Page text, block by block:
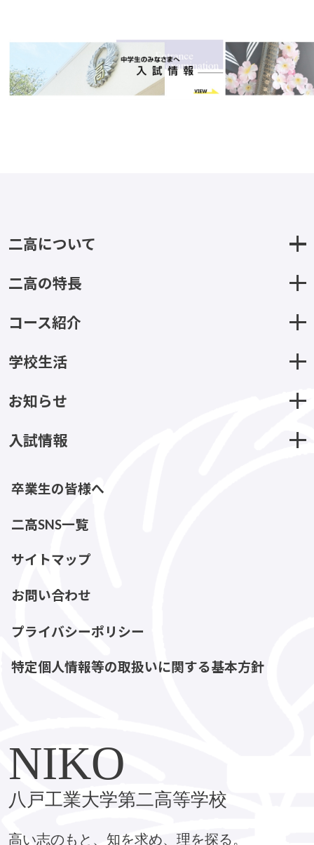
二高について
二高の特長
コース紹介
学校生活
お知らせ
入試情報
卒業生の皆様へ
二高SNS一覧
サイトマップ
お問い合わせ
プライバシーポリシー
特定個人情報等の取扱いに関する基本方針
NIKO
八戸工業大学第二高等学校
高い志のもと、知を求め、理を探る。